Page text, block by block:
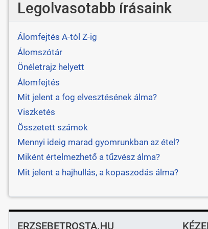
Legolvasotabb írásaink
Álomfejtés A-tól Z-ig
Álomszótár
Önéletrajz helyett
Álomfejtés
Mit jelent a fog elvesztésének álma?
Viszketés
Összetett számok
Mennyi ideig marad gyomrunkban az étel?
Miként értelmezhető a tűzvész álma?
Mit jelent a hajhullás, a kopaszodás álma?
ERZSEBETROSTA.HU